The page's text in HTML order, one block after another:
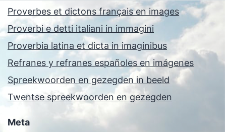
Proverbes et dictons français en images
Proverbi e detti italiani in immagini
Proverbia latina et dicta in imaginibus
Refranes y refranes españoles en imágenes
Spreekwoorden en gezegden in beeld
Twentse spreekwoorden en gezegden
Meta